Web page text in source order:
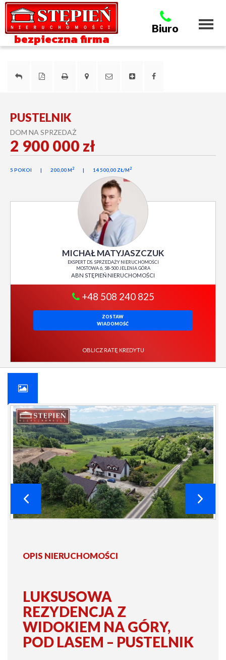
bezpieczna firma
Biuro
PUSTELNIK
DOM NA SPRZEDAŻ
5 POKOI 200,00 M2 14 500,00 ZŁ/M2
2 900 000 zł
MICHAŁ MATYJASZCZUK
EKSPERT DS. SPRZEDAŻY NIERUCHOMOŚCI
MOSTOWA 6, 58-500 JELENIA GÓRA
ABN STĘPIEŃ NIERUCHOMOŚCI
+48 508 240 825
ZOSTAW
WIADOMOŚĆ
OBLICZ RATĘ KREDYTU
OPIS NIERUCHOMOŚCI
LUKSUSOWA
REZYDENCJA Z
WIDOKIEM NA GÓRY,
POD LASEM – PUSTELNIK